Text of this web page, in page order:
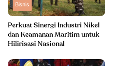
Bisnis
Perkuat Sinergi Industri Nikel
dan Keamanan Maritim untuk
Hilirisasi Nasional